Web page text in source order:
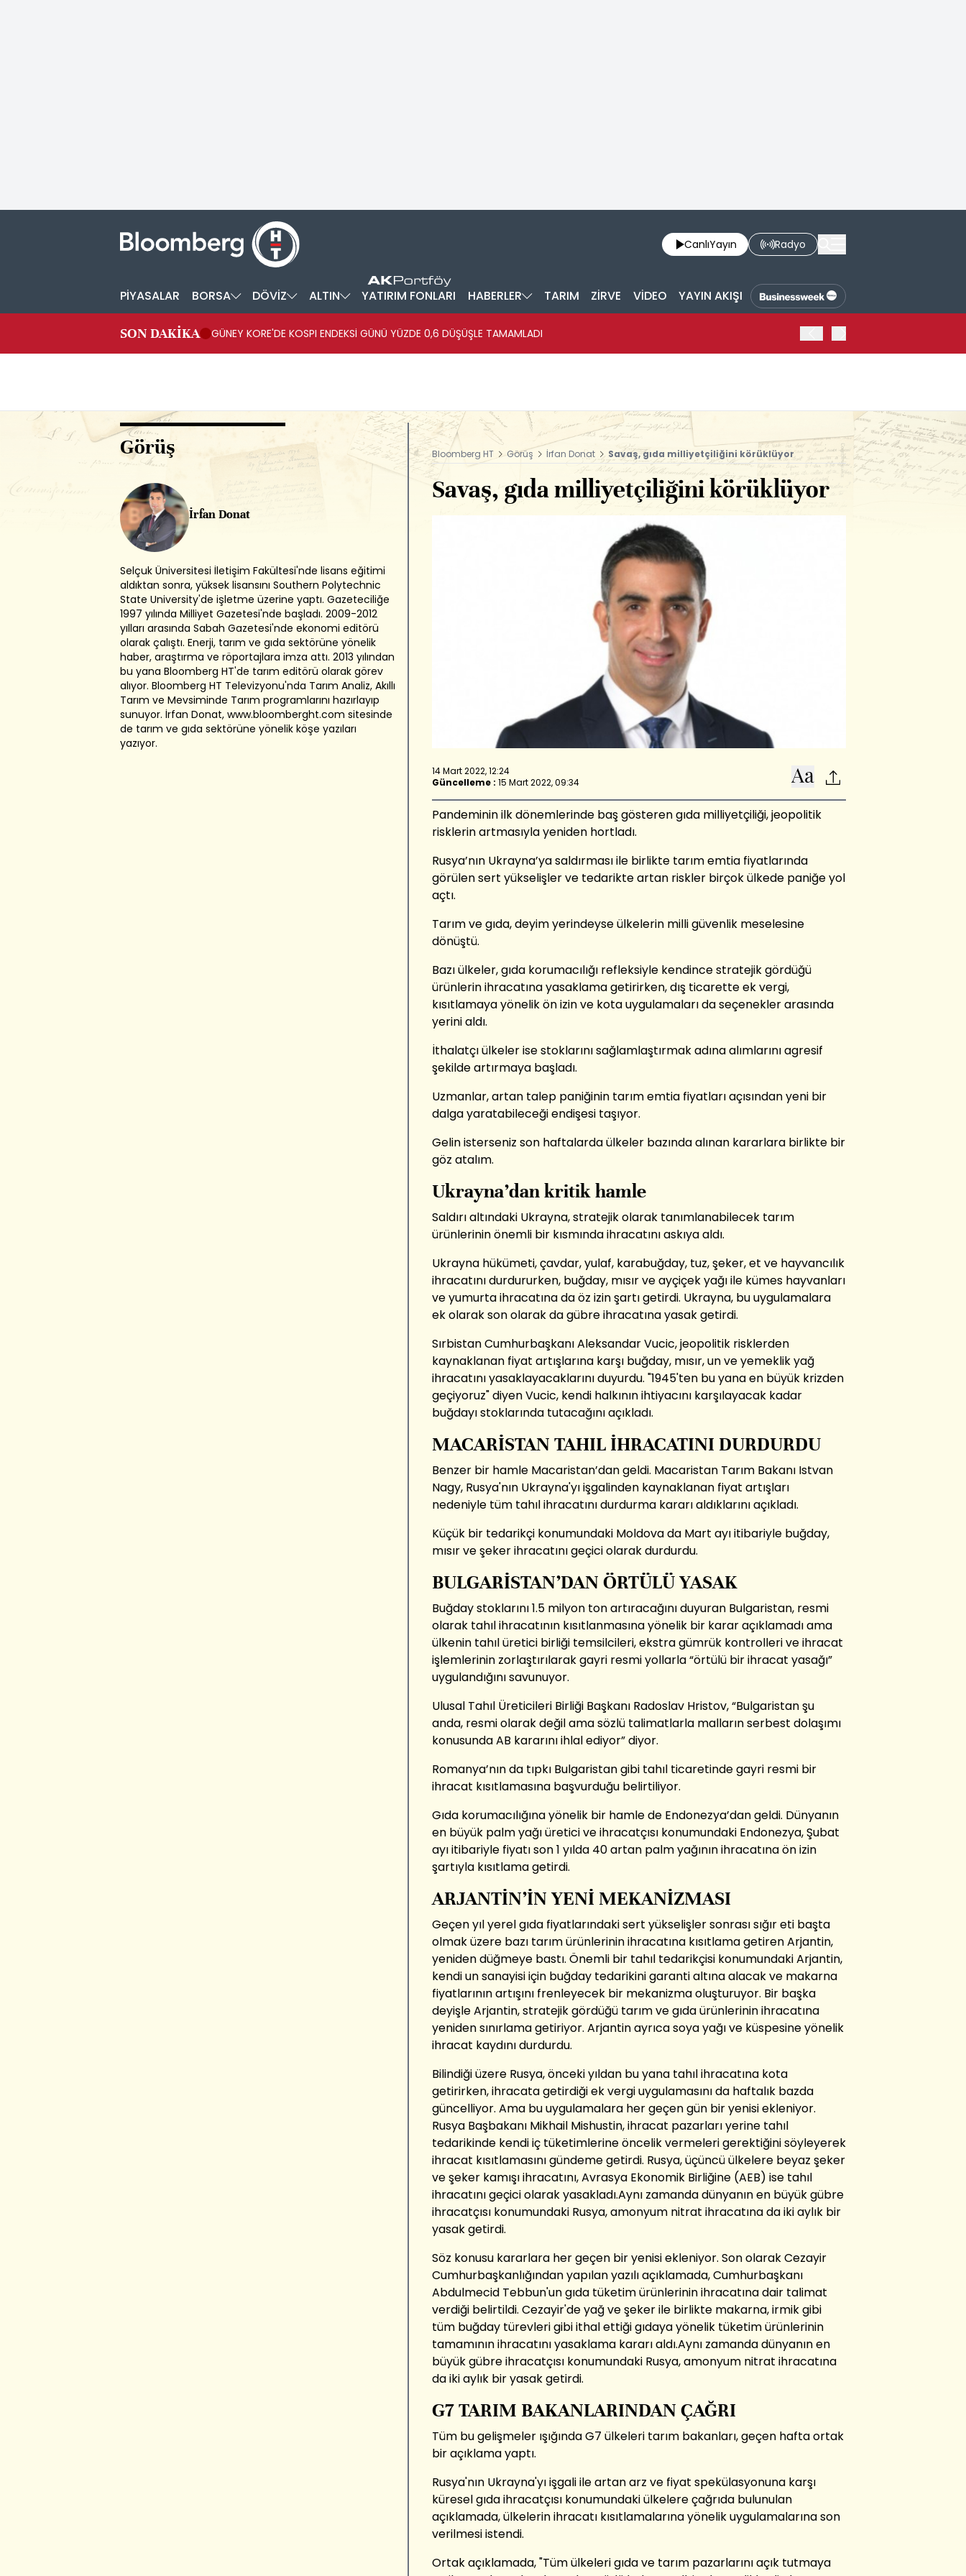
CanlıYayın Radyo
PİYASALAR BORSA DÖVİZ ALTIN YATIRIM FONLARI HABERLER TARIM ZİRVE VİDEO YAYIN AKIŞI
SON DAKİKA GÜNEY KORE'DE KOSPI ENDEKSİ GÜNÜ YÜZDE 0,6 DÜŞÜŞLE TAMAMLADI
Görüş
İrfan Donat
Selçuk Üniversitesi İletişim Fakültesi'nde lisans eğitimi
aldıktan sonra, yüksek lisansını Southern Polytechnic
State University'de işletme üzerine yaptı. Gazeteciliğe
1997 yılında Milliyet Gazetesi'nde başladı. 2009-2012
yılları arasında Sabah Gazetesi'nde ekonomi editörü
olarak çalıştı. Enerji, tarım ve gıda sektörüne yönelik
haber, araştırma ve röportajlara imza attı. 2013 yılından
bu yana Bloomberg HT'de tarım editörü olarak görev
alıyor. Bloomberg HT Televizyonu'nda Tarım Analiz, Akıllı
Tarım ve Mevsiminde Tarım programlarını hazırlayıp
sunuyor. İrfan Donat, www.bloomberght.com sitesinde
de tarım ve gıda sektörüne yönelik köşe yazıları
yazıyor.
Bloomberg HT Görüş İrfan Donat Savaş, gıda milliyetçiliğini körüklüyor
Savaş, gıda milliyetçiliğini körüklüyor
14 Mart 2022, 12:24
Güncelleme : 15 Mart 2022, 09:34
Pandeminin ilk dönemlerinde baş gösteren gıda milliyetçiliği, jeopolitik
risklerin artmasıyla yeniden hortladı.
Rusya’nın Ukrayna’ya saldırması ile birlikte tarım emtia fiyatlarında
görülen sert yükselişler ve tedarikte artan riskler birçok ülkede paniğe yol
açtı.
Tarım ve gıda, deyim yerindeyse ülkelerin milli güvenlik meselesine
dönüştü.
Bazı ülkeler, gıda korumacılığı refleksiyle kendince stratejik gördüğü
ürünlerin ihracatına yasaklama getirirken, dış ticarette ek vergi,
kısıtlamaya yönelik ön izin ve kota uygulamaları da seçenekler arasında
yerini aldı.
İthalatçı ülkeler ise stoklarını sağlamlaştırmak adına alımlarını agresif
şekilde artırmaya başladı.
Uzmanlar, artan talep paniğinin tarım emtia fiyatları açısından yeni bir
dalga yaratabileceği endişesi taşıyor.
Gelin isterseniz son haftalarda ülkeler bazında alınan kararlara birlikte bir
göz atalım.
Ukrayna’dan kritik hamle
Saldırı altındaki Ukrayna, stratejik olarak tanımlanabilecek tarım
ürünlerinin önemli bir kısmında ihracatını askıya aldı.
Ukrayna hükümeti, çavdar, yulaf, karabuğday, tuz, şeker, et ve hayvancılık
ihracatını durdururken, buğday, mısır ve ayçiçek yağı ile kümes hayvanları
ve yumurta ihracatına da öz izin şartı getirdi. Ukrayna, bu uygulamalara
ek olarak son olarak da gübre ihracatına yasak getirdi.
Sırbistan Cumhurbaşkanı Aleksandar Vucic, jeopolitik risklerden
kaynaklanan fiyat artışlarına karşı buğday, mısır, un ve yemeklik yağ
ihracatını yasaklayacaklarını duyurdu. "1945'ten bu yana en büyük krizden
geçiyoruz" diyen Vucic, kendi halkının ihtiyacını karşılayacak kadar
buğdayı stoklarında tutacağını açıkladı.
MACARİSTAN TAHIL İHRACATINI DURDURDU
Benzer bir hamle Macaristan’dan geldi. Macaristan Tarım Bakanı Istvan
Nagy, Rusya'nın Ukrayna'yı işgalinden kaynaklanan fiyat artışları
nedeniyle tüm tahıl ihracatını durdurma kararı aldıklarını açıkladı.
Küçük bir tedarikçi konumundaki Moldova da Mart ayı itibariyle buğday,
mısır ve şeker ihracatını geçici olarak durdurdu.
BULGARİSTAN’DAN ÖRTÜLÜ YASAK
Buğday stoklarını 1.5 milyon ton artıracağını duyuran Bulgaristan, resmi
olarak tahıl ihracatının kısıtlanmasına yönelik bir karar açıklamadı ama
ülkenin tahıl üretici birliği temsilcileri, ekstra gümrük kontrolleri ve ihracat
işlemlerinin zorlaştırılarak gayri resmi yollarla “örtülü bir ihracat yasağı”
uygulandığını savunuyor.
Ulusal Tahıl Üreticileri Birliği Başkanı Radoslav Hristov, “Bulgaristan şu
anda, resmi olarak değil ama sözlü talimatlarla malların serbest dolaşımı
konusunda AB kararını ihlal ediyor” diyor.
Romanya’nın da tıpkı Bulgaristan gibi tahıl ticaretinde gayri resmi bir
ihracat kısıtlamasına başvurduğu belirtiliyor.
Gıda korumacılığına yönelik bir hamle de Endonezya’dan geldi. Dünyanın
en büyük palm yağı üretici ve ihracatçısı konumundaki Endonezya, Şubat
ayı itibariyle fiyatı son 1 yılda 40 artan palm yağının ihracatına ön izin
şartıyla kısıtlama getirdi.
ARJANTİN’İN YENİ MEKANİZMASI
Geçen yıl yerel gıda fiyatlarındaki sert yükselişler sonrası sığır eti başta
olmak üzere bazı tarım ürünlerinin ihracatına kısıtlama getiren Arjantin,
yeniden düğmeye bastı. Önemli bir tahıl tedarikçisi konumundaki Arjantin,
kendi un sanayisi için buğday tedarikini garanti altına alacak ve makarna
fiyatlarının artışını frenleyecek bir mekanizma oluşturuyor. Bir başka
deyişle Arjantin, stratejik gördüğü tarım ve gıda ürünlerinin ihracatına
yeniden sınırlama getiriyor. Arjantin ayrıca soya yağı ve küspesine yönelik
ihracat kaydını durdurdu.
Bilindiği üzere Rusya, önceki yıldan bu yana tahıl ihracatına kota
getirirken, ihracata getirdiği ek vergi uygulamasını da haftalık bazda
güncelliyor. Ama bu uygulamalara her geçen gün bir yenisi ekleniyor.
Rusya Başbakanı Mikhail Mishustin, ihracat pazarları yerine tahıl
tedarikinde kendi iç tüketimlerine öncelik vermeleri gerektiğini söyleyerek
ihracat kısıtlamasını gündeme getirdi. Rusya, üçüncü ülkelere beyaz şeker
ve şeker kamışı ihracatını, Avrasya Ekonomik Birliğine (AEB) ise tahıl
ihracatını geçici olarak yasakladı.Aynı zamanda dünyanın en büyük gübre
ihracatçısı konumundaki Rusya, amonyum nitrat ihracatına da iki aylık bir
yasak getirdi.
Söz konusu kararlara her geçen bir yenisi ekleniyor. Son olarak Cezayir
Cumhurbaşkanlığından yapılan yazılı açıklamada, Cumhurbaşkanı
Abdulmecid Tebbun'un gıda tüketim ürünlerinin ihracatına dair talimat
verdiği belirtildi. Cezayir'de yağ ve şeker ile birlikte makarna, irmik gibi
tüm buğday türevleri gibi ithal ettiği gıdaya yönelik tüketim ürünlerinin
tamamının ihracatını yasaklama kararı aldı.Aynı zamanda dünyanın en
büyük gübre ihracatçısı konumundaki Rusya, amonyum nitrat ihracatına
da iki aylık bir yasak getirdi.
G7 TARIM BAKANLARINDAN ÇAĞRI
Tüm bu gelişmeler ışığında G7 ülkeleri tarım bakanları, geçen hafta ortak
bir açıklama yaptı.
Rusya'nın Ukrayna'yı işgali ile artan arz ve fiyat spekülasyonuna karşı
küresel gıda ihracatçısı konumundaki ülkelere çağrıda bulunulan
açıklamada, ülkelerin ihracatı kısıtlamalarına yönelik uygulamalarına son
verilmesi istendi.
Ortak açıklamada, "Tüm ülkeleri gıda ve tarım pazarlarını açık tutmaya